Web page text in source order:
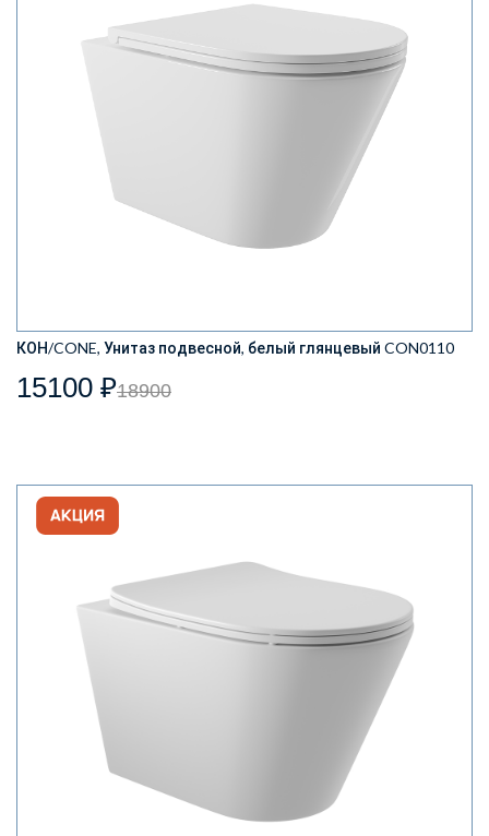
КОН/CONE, Унитаз подвесной, белый глянцевый CON0110
15100 ₽18900